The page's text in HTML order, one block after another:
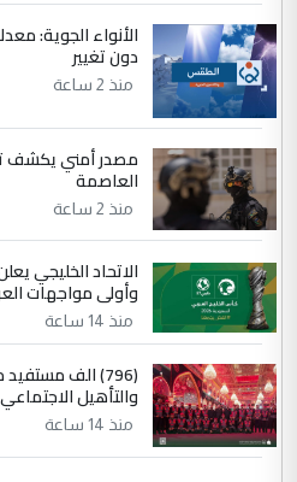
الموضوع :
بين الإهمال
الرافدين تعاني الجفاف
الأنواء الجوية:
دون تغيير
منذ 2 ساعة
مصدر أمني يكشف
العاصمة
منذ 2 ساعة
وأولى مواجهات
منذ 14 ساعة
(796) الف
والتأهيل
منذ 14 ساعة